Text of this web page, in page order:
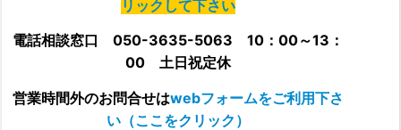
リックして下さい
電話相談窓口 050-3635-5063 10：00～13：
00 土日祝定休
営業時間外のお問合せはwebフォームをご利用下さ
い（ここをクリック）